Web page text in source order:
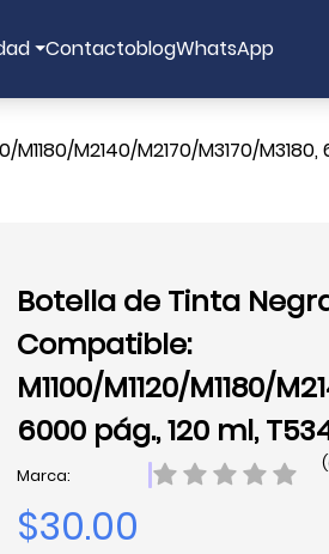
ContactoblogWhatsApp
M2140/M2170/M3170/
Botella de Tinta
Compatible:
M1100/M1120/M1180/
6000 pág., 120 ml,
Marca:
$30.00